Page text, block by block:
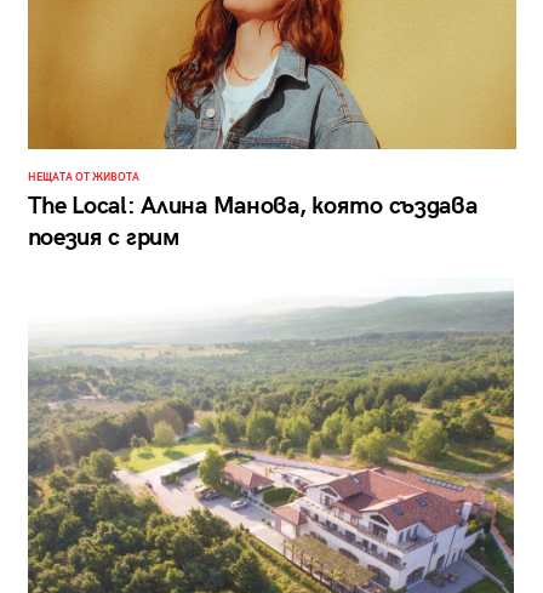
НЕЩАТА ОТ ЖИВОТА
The Local: Алина Манова, която създава
поезия с грим